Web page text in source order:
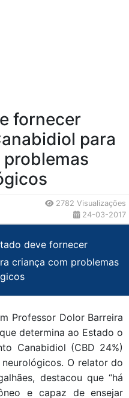
fornecer
para
2782 Visualizações
24-03-2017
deve fornecer
criança com problemas
Professor Dolor Barreira
determina ao Estado o
Canabidiol (CBD 24%)
O relator do
destacou que “há
e capaz de ensejar